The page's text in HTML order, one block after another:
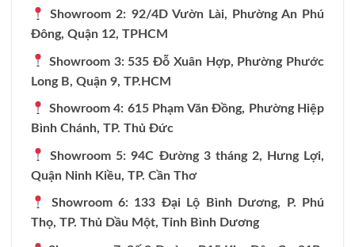
Showroom 2: 92/4D Vườn Lài, Phường An Phú
Đông, Quận 12, TPHCM
Showroom 3: 535 Đỗ Xuân Hợp, Phường Phước
Long B, Quận 9, TP.HCM
Showroom 4: 615 Phạm Văn Đồng, Phường Hiệp
Bình Chánh, TP. Thủ Đức
Showroom 5: 94C Đường 3 tháng 2, Hưng Lợi,
Quận Ninh Kiều, TP. Cần Thơ
Showroom 6: 133 Đại Lộ Bình Dương, P. Phú
Thọ, TP. Thủ Dầu Một, Tỉnh Bình Dương